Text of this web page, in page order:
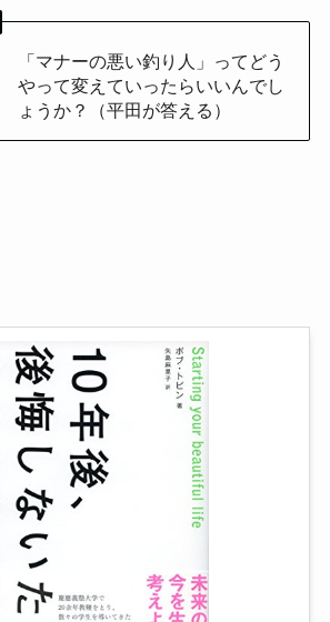
「マナーの悪い釣り人」ってどう
やって変えていったらいいんでし
ょうか？（平田が答える）